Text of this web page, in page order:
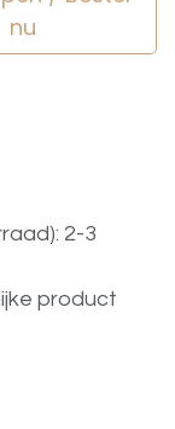
nu
2-3
product